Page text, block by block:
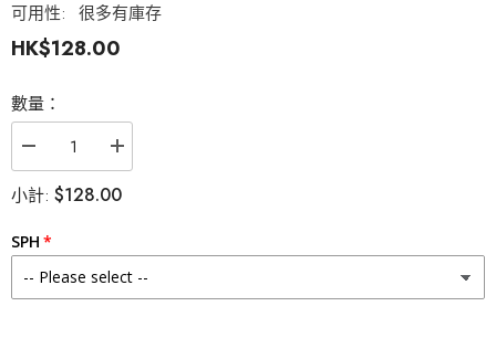
可用性: 很多有庫存
HK$128.00
數量：
Lenstown
芝
瞳
247
增
Lenstown
瞳
247
小計: $128.00
SPH